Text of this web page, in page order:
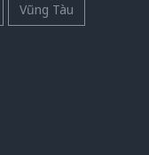
Vũng Tàu